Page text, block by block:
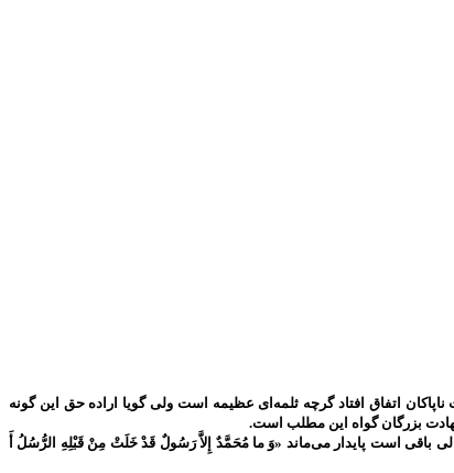
اتفاق افتاد گرچه ثلمه‌ای عظیمه است ولی گویا اراده حق این گونه
بزرگان گواه این مطلب است.
باقی است پایدار می‌ماند «وَ ما مُحَمَّدٌ إِلاَّ رَسُولٌ قَدْ خَلَتْ مِنْ قَبْلِهِ الرُّسُلُ أَ